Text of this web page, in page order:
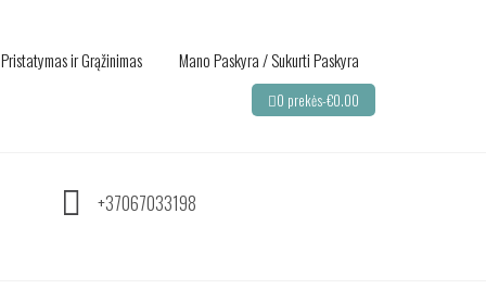
Pristatymas ir Grąžinimas Mano Paskyra / Sukurti Paskyra
0 prekės-€0.00
+37067033198